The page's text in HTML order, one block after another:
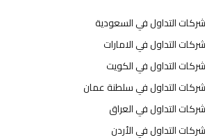
شركات التداول في السعودية
شركات التداول في الامارات
شركات التداول في الكويت
شركات التداول في سلطنة عمان
شركات التداول في العراق
شركات التداول في الأردن